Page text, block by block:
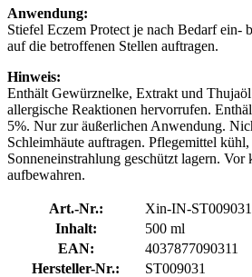
Anwendung:
Stiefel Eczem Protect je nach Bedarf ein-
auf die betroffenen Stellen auftragen.
Hinweis:
Enthält Gewürznelke, Extrakt und
allergische Reaktionen hervorrufen.
5%. Nur zur äußerlichen Anwendung.
Schleimhäute auftragen. Pflegemittel
Sonneneinstrahlung geschützt lagern.
aufbewahren.
Art.-Nr.:
Xin-IN-ST009031
Inhalt:
500 ml
EAN:
4037877090311
Hersteller-Nr.:
ST009031